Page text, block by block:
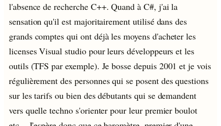
l'absence de recherche C++. Quand à C#, j'ai la
sensation qu'il est majoritairement utilisé dans des
grands comptes qui ont déjà les moyens d'acheter les
licenses Visual studio pour leurs développeurs et les
outils (TFS par exemple). Je bosse depuis 2001 et je vois
régulièrement des personnes qui se posent des questions
sur les tarifs ou bien des débutants qui se demandent
vers quelle techno s'orienter pour leur premier boulot